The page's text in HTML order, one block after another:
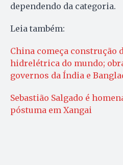
dependendo da categoria.
Leia também:
China começa construção
hidrelétrica do mundo;
governos da Índia e
Sebastião Salgado é
póstuma em Xangai